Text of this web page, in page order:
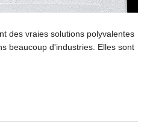
des vraies solutions polyvalentes
beaucoup d'industries. Elles sont